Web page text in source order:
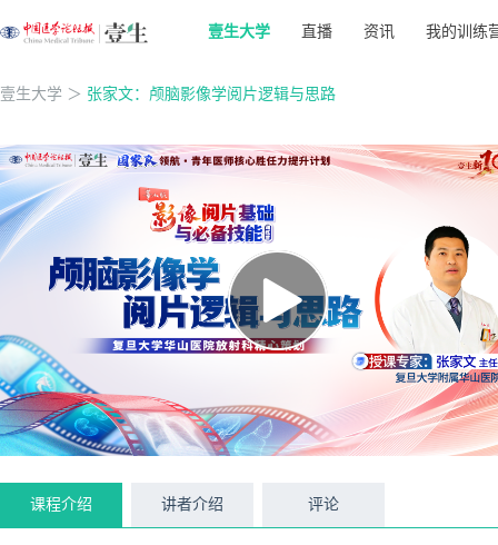
壹生大学 直播 资讯 我的训练
壹生大学 ＞ 张家文：颅脑影像学阅片逻辑与思路
课程介绍 讲者介绍 评论